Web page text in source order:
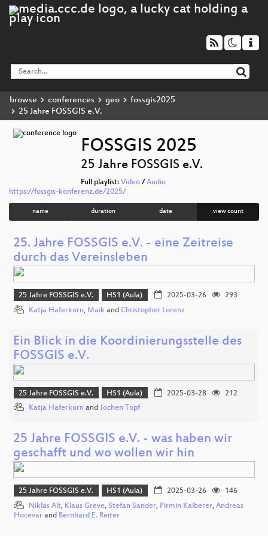
browse conferences geo
fossgis2025
25 Jahre FOSSGIS e.V.
FOSSGIS 2025
25 Jahre FOSSGIS e.V.
Full playlist: Video / Audio
https://fossgis-konferenz.de/2025/
name duration date view count
25. Jahre FOSSGIS e.V. - eine Zeitreise
durch das Vereinsleben
25 Jahre FOSSGIS e.V. HS1 (Aula) 2025-03-26
293
Katja Haferkorn, Maik and Christopher Lorenz
Ein Blick in die Koordinierungsstelle des
FOSSGIS e.V.
25 Jahre FOSSGIS e.V. HS1 (Aula) 2025-03-28
212
Katja Haferkorn and Jochen Topf
25 Jahre FOSSGIS e.V. - was haben wir
geschafft und wo wollen wir hin
25 Jahre FOSSGIS e.V. HS1 (Aula) 2025-03-26
146
Niklas Alt, Klaus Greve, Stefan Sander, Pirmin Kalberer, Andreas
Hocevar and Bernhard E. Reiter